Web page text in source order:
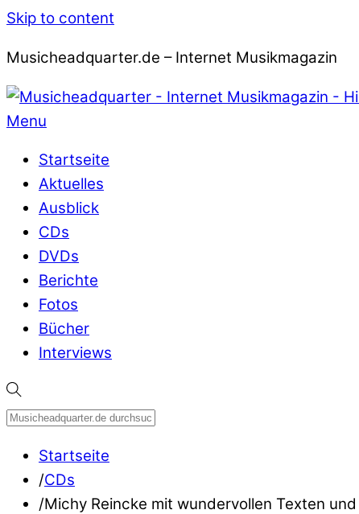
Skip to content
Musicheadquarter.de – Internet Musikmagazin
Menu
Startseite
Aktuelles
Ausblick
CDs
DVDs
Berichte
Fotos
Bücher
Interviews
Startseite
/CDs
/Michy Reincke mit wundervollen Texten